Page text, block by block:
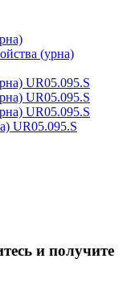
UR05.095.S
и получите